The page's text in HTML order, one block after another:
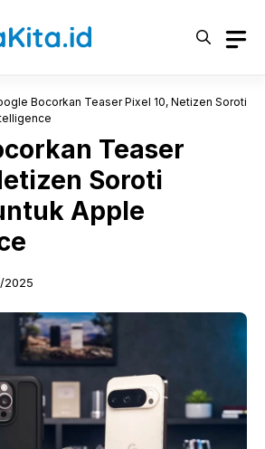
Bocorkan Teaser Pixel 10, Netizen Soroti
Teaser
Soroti
Apple
2025